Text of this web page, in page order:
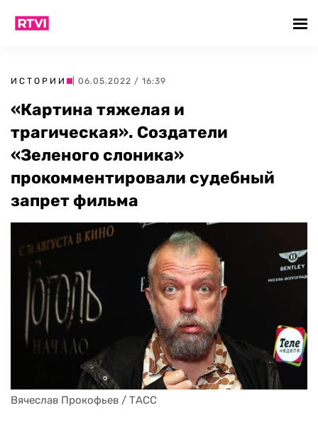
ИСТОРИИ | 06.05.2022 / 16:39
«Картина тяжелая и
трагическая». Создатели
«Зеленого слоника»
прокомментировали судебный
запрет фильма
Вячеслав Прокофьев / ТАСС